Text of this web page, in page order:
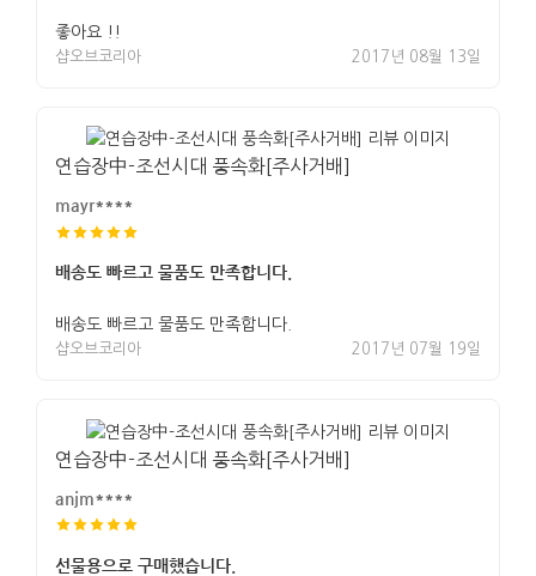
좋아요 !!
샵오브코리아 2017년 08월 13일
연습장中-조선시대 풍속화[주사거배]
mayr****
배송도 빠르고 물품도 만족합니다.
배송도 빠르고 물품도 만족합니다.
샵오브코리아 2017년 07월 19일
연습장中-조선시대 풍속화[주사거배]
anjm****
선물용으로 구매했습니다.